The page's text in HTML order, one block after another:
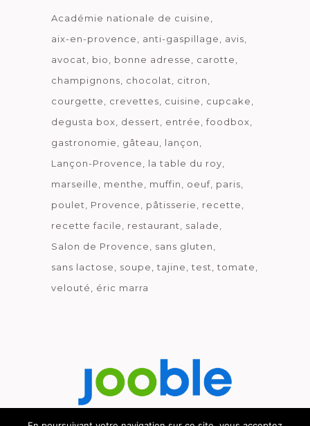
Académie nationale de cuisine
aix-en-provence
anti-gaspillage
avis
avocat
bio bonne adresse
carotte
champignons
chocolat
citron
courgette
crevettes cuisine
cupcake
degusta box
dessert entrée
foodbox
gastronomie
gâteau
lançon
Lançon-Provence
la table du roy
marseille
menthe muffin oeuf paris
poulet
Provence pâtisserie
recette
recette facile
restaurant
salade
Salon de Provence
sans gluten
sans lactose
soupe tajine test
tomate
velouté
éric marra